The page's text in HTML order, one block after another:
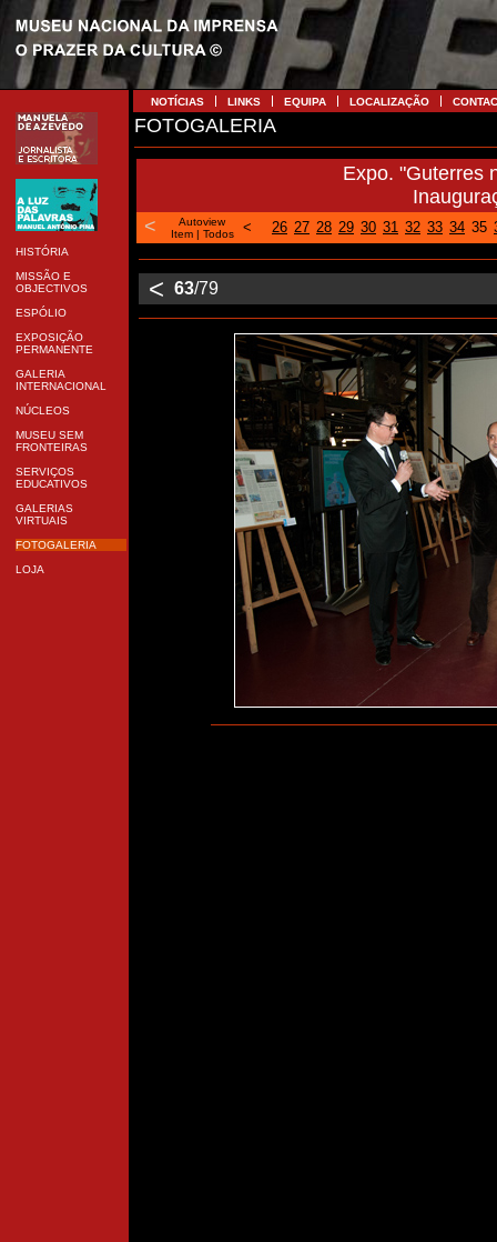
HISTÓRIA
MISSÃO E
OBJECTIVOS
ESPÓLIO
EXPOSIÇÃO
PERMANENTE
GALERIA
INTERNACIONAL
NÚCLEOS
MUSEU SEM
FRONTEIRAS
SERVIÇOS
EDUCATIVOS
GALERIAS
VIRTUAIS
FOTOGALERIA
LOJA
NOTÍCIAS LINKS EQUIPA LOCALIZAÇÃO
FOTOGALERIA
Expo. "Guterres
<
Autoview
Item| Todos < 26 27 28 29 30 31 32 33 34 35
< 63/79